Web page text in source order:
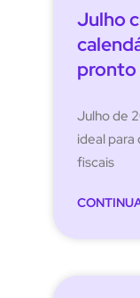
Julho
pronto
Julho de
ideal
fiscais